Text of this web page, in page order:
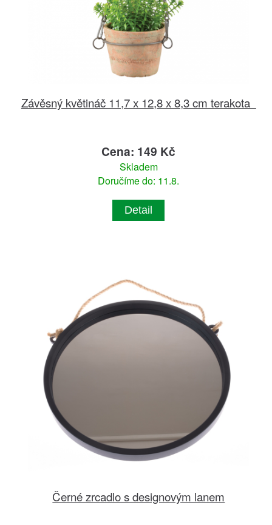
Závěsný květináč 11,7 x 12,8 x 8,3 cm terakota
Cena: 149 Kč
Skladem
Doručíme do: 11.8.
Detail
Černé zrcadlo s designovým lanem